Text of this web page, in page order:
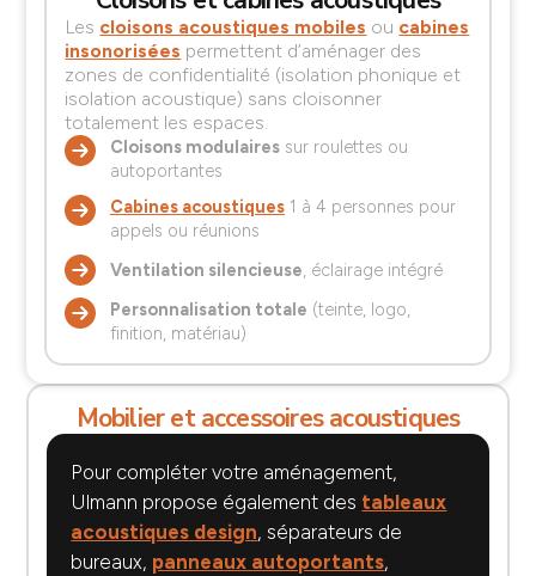
Les cloisons acoustiques mobiles ou cabines
insonorisées permettent d’aménager des
zones de confidentialité (isolation phonique et
isolation acoustique) sans cloisonner
totalement les espaces.
Cloisons modulairessur roulettes ou
autoportantes
Cabines acoustiques1 à 4 personnes pour
appels ou réunions
Ventilation silencieuse, éclairage intégré
Personnalisation totale (teinte, logo,
finition, matériau)
Mobilier et accessoires acoustiques
Pour compléter votre aménagement,
Ulmann propose également des tableaux
acoustiques design, séparateurs de
bureaux, panneaux autoportants,